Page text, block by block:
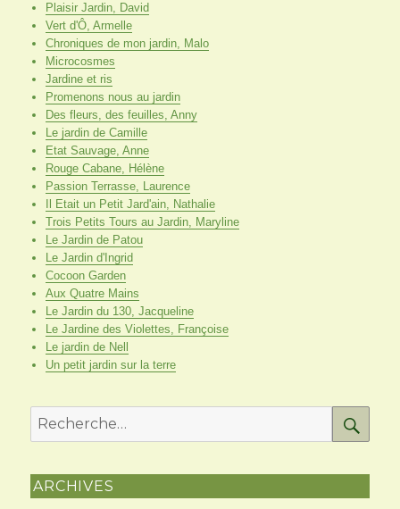
Plaisir Jardin, David
Vert d'Ô, Armelle
Chroniques de mon jardin, Malo
Microcosmes
Jardine et ris
Promenons nous au jardin
Des fleurs, des feuilles, Anny
Le jardin de Camille
Etat Sauvage, Anne
Rouge Cabane, Hélène
Passion Terrasse, Laurence
Il Etait un Petit Jard'ain, Nathalie
Trois Petits Tours au Jardin, Maryline
Le Jardin de Patou
Le Jardin d'Ingrid
Cocoon Garden
Aux Quatre Mains
Le Jardin du 130, Jacqueline
Le Jardine des Violettes, Françoise
Le jardin de Nell
Un petit jardin sur la terre
pour
ARCHIVES